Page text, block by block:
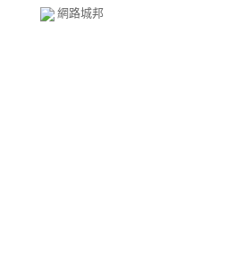
網路城邦